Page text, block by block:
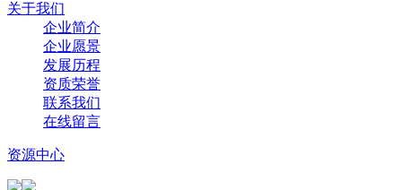
关于我们
企业简介
企业愿景
发展历程
资质荣誉
联系我们
在线留言
资源中心